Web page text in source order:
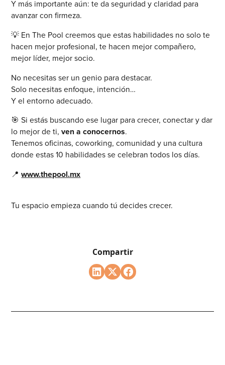
Y más importante aún: te da seguridad y claridad para
avanzar con firmeza.
💡 En The Pool creemos que estas habilidades no solo te
hacen mejor profesional, te hacen mejor compañero,
mejor líder, mejor socio.
No necesitas ser un genio para destacar.
Solo necesitas enfoque, intención…
Y el entorno adecuado.
🎯 Si estás buscando ese lugar para crecer, conectar y dar
lo mejor de ti,ven a conocernos.
Tenemos oficinas, coworking, comunidad y una cultura
donde estas 10 habilidades se celebran todos los días.
📍www.thepool.mx
Tu espacio empieza cuando tú decides crecer.
Compartir